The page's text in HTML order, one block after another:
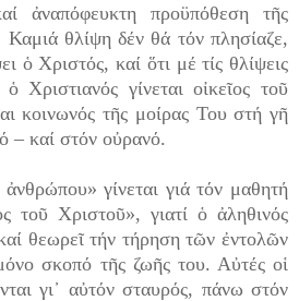
ἀναπόφευκτη προϋπόθεση τῆς
Καμιά θλίψη δέν θά τόν πλησίαζε,
ὁ Χριστός, καί ὅτι μέ τίς θλίψεις
Χριστιανός γίνεται οἰκεῖος τοῦ
κοινωνός τῆς μοίρας Του στή γῆ
– καί στόν οὐρανό.
γίνεται γιά τόν μαθητή
τοῦ Χριστοῦ», γιατί ὁ ἀληθινός
θεωρεῖ τήν τήρηση τῶν ἐντολῶν
σκοπό τῆς ζωῆς του. Αὐτές οἱ
γι᾽ αὐτόν σταυρός, πάνω στόν